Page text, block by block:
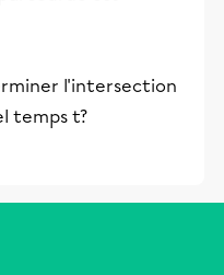
l'intersection
temps t?